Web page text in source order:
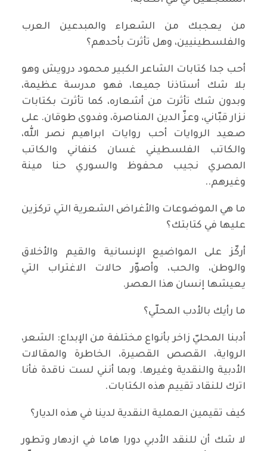
من يعجبك من الشعراء والمبدعين العرب
والفلسطينيين، وهل تأثرت بأحدهم؟
أحب جدا كتابات الشاعر الكبير محمود درويش وهو
بلا شك أستاذنا جميعا، فهو مدرسة عظيمة،
وبدون شك تأثرت من أشعاره، كما تأثرت بكتابات
نزار قبّاني، وعزّ الدين المناصرة، وفدوى طوقان. على
صعيد الروايات أحب روايات ابراهيم نصر الله،
والكاتب الفلسطيني غسان كنفاني والكاتب
المصري نجيب محفوظ والسوري حنا مينة
وغيرهم..
ما هي الموضوعات والأغراض الشعرية التي تركزين
عليها في كتابتك؟
أركّز على المواضيع الإنسانية والقيم والأخلاق
والوطن، والحب، وأصوّر حالات الاغتراب التي
يعيشها إنسان هذا العصر.
ما رأيك بالأدب المحلّي؟
أدبنا المحليّ زاخر بأنواع مختلفة من الإبداع: الشعر،
الرواية، القصص القصيرة، الخاطرة والمقالات
الأدبية والنقدية وغيرها. وبما أنني لست ناقدة فأنا
اترك للنقاد تقييم هذه الكتابات.
كيف تقيمين العملية النقدية لدينا في هذه الديار؟
لا شك أن للنقد الأدبي دورا هاما في ازدهار وتطور